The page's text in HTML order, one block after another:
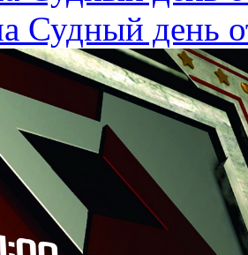
Судный день